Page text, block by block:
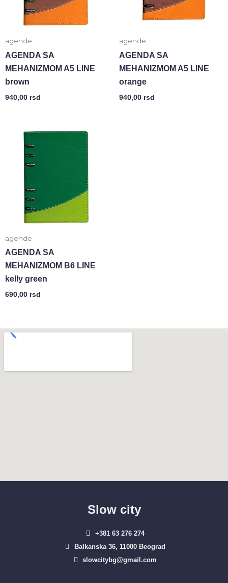
agende
AGENDA SA
MEHANIZMOM A5 LINE
brown
940,00 rsd
agende
AGENDA SA
MEHANIZMOM A5 LINE
orange
940,00 rsd
agende
AGENDA SA
MEHANIZMOM B6 LINE
kelly green
690,00 rsd
Slow city
+381 63 276 274​
Balkanska 36, 11000 Beograd​
slowcitybg@gmail.com